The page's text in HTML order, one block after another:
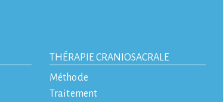
THÉRAPIE CRANIOSACRALE
Méthode
Traitement